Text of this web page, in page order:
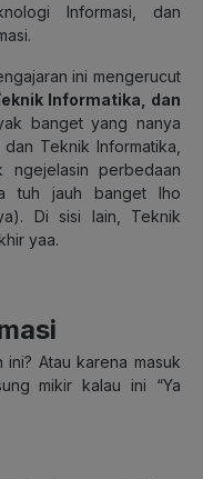
Informasi, dan
ini mengerucut
Informatika, dan
banget yang nanya
Teknik Informatika,
perbedaan
tuh jauh banget lho
Di sisi lain, Teknik
yaa.
Atau karena masuk
mikir kalau ini “Ya